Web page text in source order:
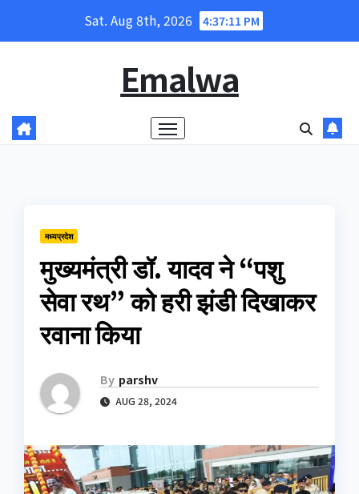
Sat. Aug 8th, 2026 4:37:12 PM
Emalwa
मध्यप्रदेश
मुख्यमंत्री डॉ. यादव ने “पशु
सेवा रथ” को हरी झंडी दिखाकर
रवाना किया
By parshv
AUG 28, 2024